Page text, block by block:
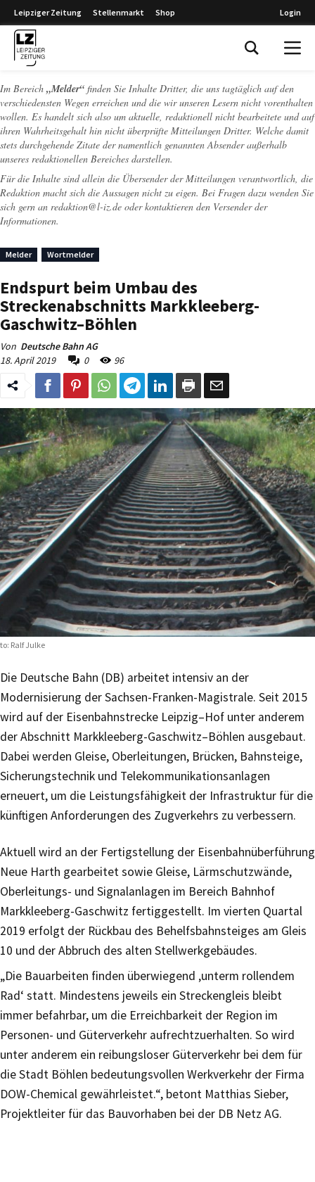
Leipziger Zeitung Stellenmarkt Shop Login
Im Bereich „Melder“ finden Sie Inhalte Dritter, die uns tagtäglich auf den
verschiedensten Wegen erreichen und die wir unseren Lesern nicht vorenthalten
wollen. Es handelt sich also um aktuelle, redaktionell nicht bearbeitete und auf
ihren Wahrheitsgehalt hin nicht überprüfte Mitteilungen Dritter. Welche damit
stets durchgehende Zitate der namentlich genannten Absender außerhalb
unseres redaktionellen Bereiches darstellen.
Für die Inhalte sind allein die Übersender der Mitteilungen verantwortlich, die
Redaktion macht sich die Aussagen nicht zu eigen. Bei Fragen dazu wenden Sie
sich gern an redaktion@l-iz.de oder kontaktieren den Versender der
Informationen.
Melder Wortmelder
Endspurt beim Umbau des
Streckenabschnitts Markkleeberg-
Gaschwitz–Böhlen
Von Deutsche Bahn AG
18. April 2019
0 96
Ralf Julke
Die Deutsche Bahn (DB) arbeitet intensiv an der
Modernisierung der Sachsen-Franken-Magistrale. Seit 2015
wird auf der Eisenbahnstrecke Leipzig–Hof unter anderem
der Abschnitt Markkleeberg-Gaschwitz–Böhlen ausgebaut.
Dabei werden Gleise, Oberleitungen, Brücken, Bahnsteige,
Sicherungstechnik und Telekommunikationsanlagen
erneuert, um die Leistungsfähigkeit der Infrastruktur für die
künftigen Anforderungen des Zugverkehrs zu verbessern.
Aktuell wird an der Fertigstellung der Eisenbahnüberführung
Neue Harth gearbeitet sowie Gleise, Lärmschutzwände,
Oberleitungs- und Signalanlagen im Bereich Bahnhof
Markkleeberg-Gaschwitz fertiggestellt. Im vierten Quartal
2019 erfolgt der Rückbau des Behelfsbahnsteiges am Gleis
10 und der Abbruch des alten Stellwerkgebäudes.
„Die Bauarbeiten finden überwiegend ‚unterm rollendem
Rad‘ statt. Mindestens jeweils ein Streckengleis bleibt
immer befahrbar, um die Erreichbarkeit der Region im
Personen- und Güterverkehr aufrechtzuerhalten. So wird
unter anderem ein reibungsloser Güterverkehr bei dem für
die Stadt Böhlen bedeutungsvollen Werkverkehr der Firma
DOW-Chemical gewährleistet.“, betont Matthias Sieber,
Projektleiter für das Bauvorhaben bei der DB Netz AG.